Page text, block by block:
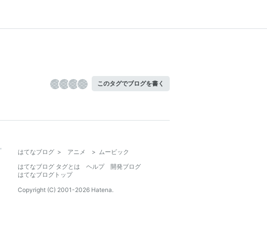
このタグでブログを書く
はてなブログ > アニメ > ムービック
はてなブログ タグとは
ヘルプ
開発ブログ
はてなブログトップ
Copyright (C) 2001-2026 Hatena.